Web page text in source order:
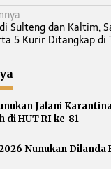
Sulteng dan Kaltim,
5 Kurir Ditangkap di
Jalani
di HUT RI ke-81
Nunukan Dilanda